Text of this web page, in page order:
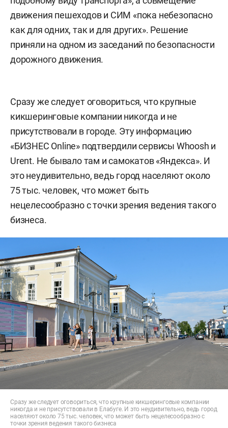
движения пешеходов и СИМ «пока небезопасно
как для одних, так и для других». Решение
приняли на одном из заседаний по безопасности
дорожного движения.
Сразу же следует оговориться, что крупные
кикшеринговые компании никогда и не
присутствовали в городе. Эту информацию
«БИЗНЕС Online» подтвердили сервисы Whoosh и
Urent. Не бывало там и самокатов «Яндекса». И
это неудивительно, ведь город населяют около
75 тыс. человек, что может быть
нецелесообразно с точки зрения ведения такого
бизнеса.
Сразу же следует оговориться, что крупные кикшеринговые компании
никогда и не присутствовали в Елабуге. И это неудивительно, ведь город
населяют около 75 тыс. человек, что может быть нецелесообразно с
точки зрения ведения такого бизнеса